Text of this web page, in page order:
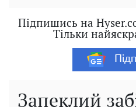
Підпишись на
Тільки
Запеклий